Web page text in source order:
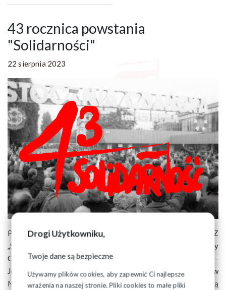
Drogi Użytkowniku,
Twoje dane są bezpieczne
Używamy plików cookies, aby zapewnić Ci najlepsze
wrażenia na naszej stronie. Pliki cookies to małe pliki
43 rocznica powstania
"Solidarności"
22 sierpnia 2023
Przewodniczący Zarządu Regionu Podlaskiego NSZZ
„Solidarność” - Józef Mozolewski oraz Przewodniczący
Oddziału Regionu Podlaskiego w Czarnej Białostockiej -
Jerzy Mróz, serdecznie zapraszają członków i sympatyków
NSZZ „Solidarność” na uroczystości związane z 43. rocznicą